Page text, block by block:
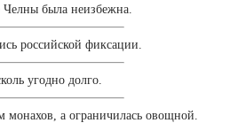
была неизбежна.
российской фиксации.
угодно долго.
монахов, а ограничилась овощной.